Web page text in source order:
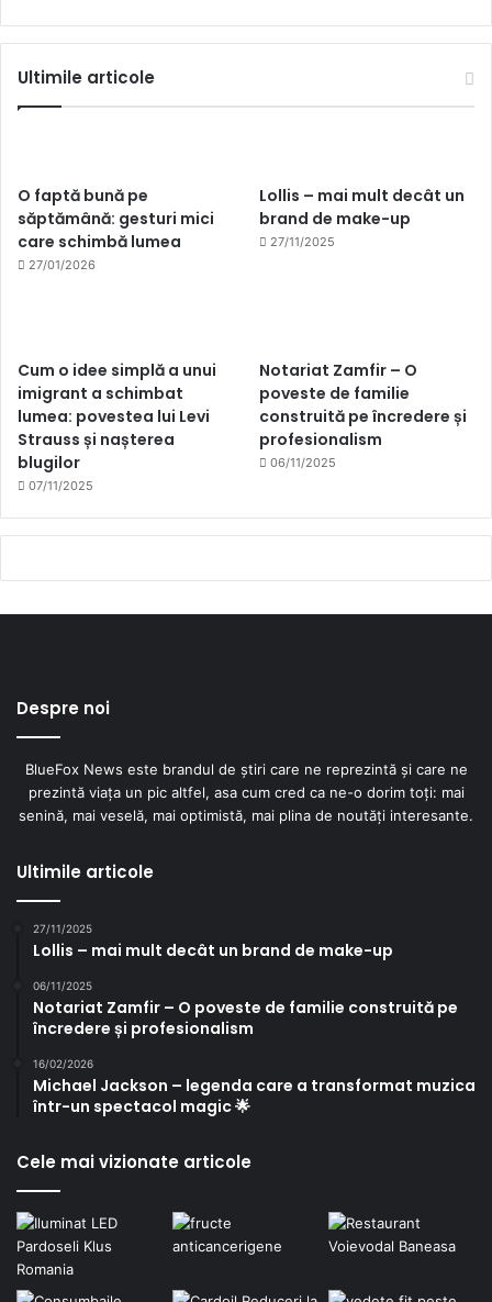
Ultimile articole
O faptă bună pe
săptămână: gesturi mici
care schimbă lumea
27/01/2026
Lollis – mai mult decât un
brand de make-up
27/11/2025
Cum o idee simplă a unui
imigrant a schimbat
lumea: povestea lui Levi
Strauss și nașterea
blugilor
07/11/2025
Notariat Zamfir – O
poveste de familie
construită pe încredere și
profesionalism
06/11/2025
Despre noi
BlueFox News este brandul de știri care ne reprezintă și care ne
prezintă viața un pic altfel, asa cum cred ca ne-o dorim toți: mai
senină, mai veselă, mai optimistă, mai plina de noutăți interesante.
Ultimile articole
27/11/2025
Lollis – mai mult decât un brand de make-up
06/11/2025
Notariat Zamfir – O poveste de familie construită pe
încredere și profesionalism
16/02/2026
Michael Jackson – legenda care a transformat muzica
într-un spectacol magic 🌟
Cele mai vizionate articole